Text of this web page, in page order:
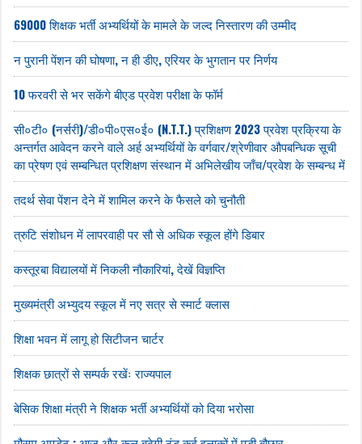
69000 शिक्षक भर्ती अभ्यर्थियों के मामले के जल्द निस्तारण की उम्मीद
न पुरानी पेंशन की घोषणा, न ही डीए, एरियर के भुगतान पर निर्णय
10 फरवरी से भर सकेंगे बीएड प्रवेश परीक्षा के फॉर्म
सी०टी० (नर्सरी)/डी०पी०एस०ई० (N.T.T.) प्रशिक्षण 2023 प्रवेश प्रक्रिया के
अन्तर्गत आवेदन करने वाले अर्ह अभ्यर्थियों के वर्गवार/श्रेणीवार औपबन्धिक सूची
का प्रेषण एवं सम्बन्धित प्रशिक्षण संस्थान में अभिलेखीय जाँच/प्रवेश के सम्बन्ध में
तदर्थ सेवा पेंशन देने में शामिल करने के फैसले को चुनौती
त्रुटि संशोधन में लापरवाही पर सौ से अधिक स्कूल होंगे डिबार
कस्तूरबा विद्यालयों में निकली नौकारियां, देखें विज्ञप्ति
मुख्यमंत्री अभ्युदय स्कूल में नए सत्र से स्मार्ट क्लास
शिक्षा भवन में लागू हो सिटीजन चार्टर
शिक्षक छात्रों से सम्पर्क रखेंः राज्यपाल
बेसिक शिक्षा मंत्री ने शिक्षक भर्ती अभ्यर्थियों को दिया भरोसा